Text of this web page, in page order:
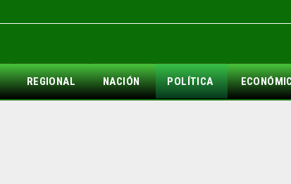
REGIONAL NACIÓN POLÍTICA